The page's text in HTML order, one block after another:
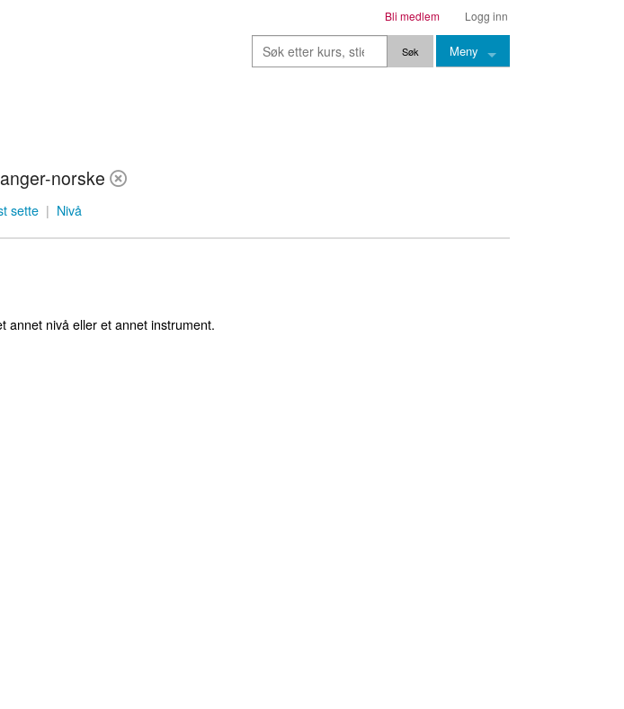
Logg inn
Bli medlem
Meny
Stemming
norske
sette | Nivå
annet nivå eller et annet instrument.